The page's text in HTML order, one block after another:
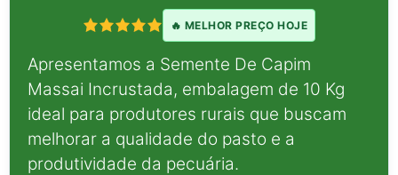
🔥 MELHOR PREÇO HOJE
Apresentamos a Semente De Capim
Massai Incrustada, embalagem de 10 Kg
ideal para produtores rurais que buscam
melhorar a qualidade do pasto e a
produtividade da pecuária.